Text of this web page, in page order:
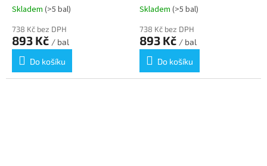
Skladem (>5 bal)
738 Kč bez DPH
893 Kč / bal
Do košíku
Skladem (>5 bal)
738 Kč bez DPH
893 Kč / bal
Do košíku